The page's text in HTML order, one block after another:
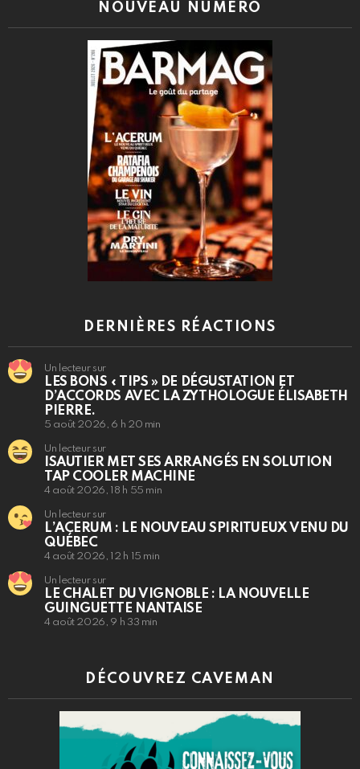
NOUVEAU NUMÉRO
DERNIÈRES RÉACTIONS
Un lecteur sur
LES BONS « TIPS » DE DÉGUSTATION ET
D’ACCORDS AVEC LA ZYTHOLOGUE ÉLISABETH
PIERRE.
5 août 2026, 6 h 20 min
Un lecteur sur
ISAUTIER MET SES ARRANGÉS EN SOLUTION
TAP COOLER MACHINE
4 août 2026, 18 h 55 min
Un lecteur sur
L’ACERUM : LE NOUVEAU SPIRITUEUX VENU DU
QUÉBEC
4 août 2026, 12 h 15 min
Un lecteur sur
LE CHALET DU VIGNOBLE : LA NOUVELLE
GUINGUETTE NANTAISE
4 août 2026, 9 h 33 min
DÉCOUVREZ CAVEMAN